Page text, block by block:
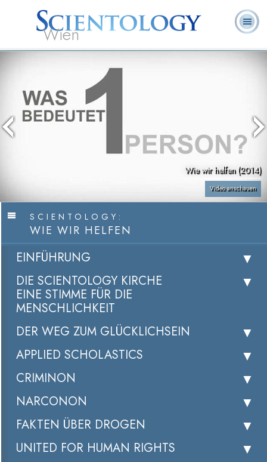
Wien
Wie wir helfen (2014)
Video anschauen
SCIENTOLOGY:
WIE WIR HELFEN
EINFÜHRUNG
DIE SCIENTOLOGY KIRCHE
EINE STIMME FÜR DIE
MENSCHLICHKEIT
DER WEG ZUM GLÜCKLICHSEIN
APPLIED SCHOLASTICS
CRIMINON
NARCONON
FAKTEN ÜBER DROGEN
UNITED FOR HUMAN RIGHTS